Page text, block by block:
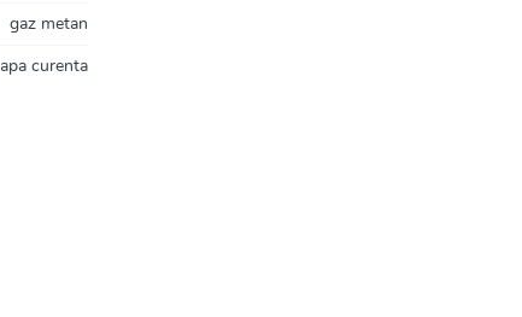
gaz metan
apa curenta